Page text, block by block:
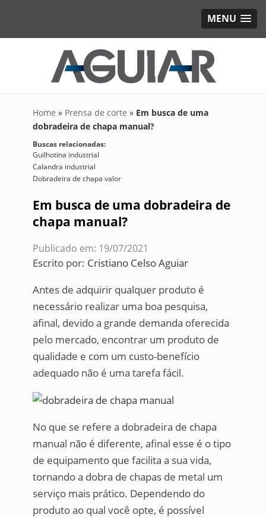
MENU
Home » Prensa de corte » Em busca de uma
dobradeira de chapa manual?
Buscas relacionadas:
Guilhotina industrial
Calandra industrial
Dobradeira de chapa valor
Em busca de uma dobradeira de
chapa manual?
Publicado em: 19/07/2021
Escrito por: Cristiano Celso Aguiar
Antes de adquirir qualquer produto é
necessário realizar uma boa pesquisa,
afinal, devido a grande demanda oferecida
pelo mercado, encontrar um produto de
qualidade e com um custo-benefício
adequado não é uma tarefa fácil.
No que se refere a dobradeira de chapa
manual não é diferente, afinal esse é o tipo
de equipamento que facilita a sua vida,
tornando a dobra de chapas de metal um
serviço mais prático. Dependendo do
produto ao qual você opte, é possível